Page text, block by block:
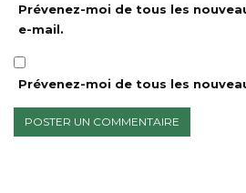
Prévenez-moi de tous les
e-mail.
Prévenez-moi de tous les